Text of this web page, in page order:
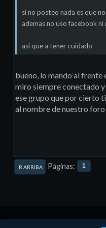
si no posteo nada es que
ademas no uso facebook ni
asi que a tener cuidado
bueno, lo mando al frente
miro siempre conectado
ese grupo que por cierto
al nombre de nuestro foro
IR ARRIBA Páginas 1